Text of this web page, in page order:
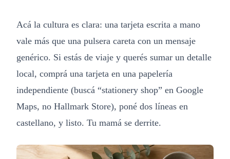
Acá la cultura es clara: una tarjeta escrita a mano
vale más que una pulsera careta con un mensaje
genérico. Si estás de viaje y querés sumar un detalle
local, comprá una tarjeta en una papelería
independiente (buscá “stationery shop” en Google
Maps, no Hallmark Store), poné dos líneas en
castellano, y listo. Tu mamá se derrite.